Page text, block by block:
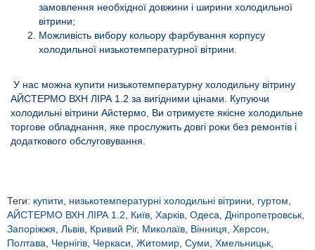
замовлення необхідної довжини і ширини холодильної
вітрини;
Можливість вибору кольору фарбування корпусу
холодильної низькотемпературної вітрини.
У нас можна купити низькотемпературну холодильну вітрину
АЙСТЕРМО ВХН ЛІРА 1.2 за вигідними цінами. Купуючи
холодильні вітрини Айстермо, Ви отримуєте якісне холодильне
торгове обладнання, яке прослужить довгі роки без ремонтів і
додаткового обслуговування.
Теги: купити низькотемпературні холодильні вітрини гуртом
АЙСТЕРМО ВХН ЛІРА 1.2
Київ Харків Одеса Дніпропетровськ
Запоріжжя Львів Кривий Ріг, Миколаїв Вінниця Херсон
Полтава
Чернігів Черкаси Житомир Суми Хмельницьк